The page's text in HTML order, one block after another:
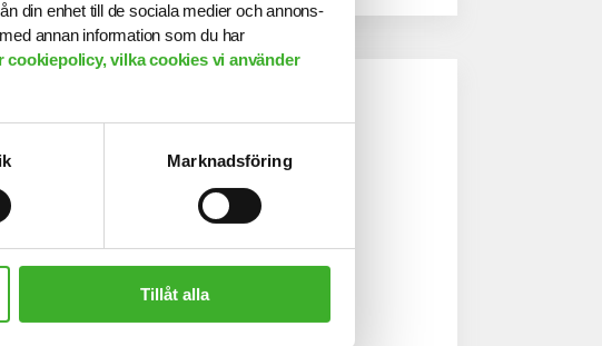
din enhet till de sociala medier och annons-
annan information som du har
cookiepolicy, vilka cookies vi använder
Marknadsföring
Tillåt alla